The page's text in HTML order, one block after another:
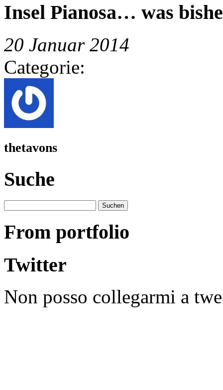
Insel Pianosa… was
20 Januar 2014
Categorie:
thetavons
Suche
nach:
From portfolio
Twitter
Non posso collegarmi a